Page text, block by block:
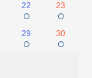
22
○
23
○
29
○
30
○